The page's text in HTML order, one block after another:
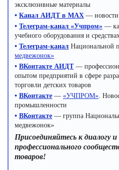
эксклюзивные материалы
• Канал АИДТ в MAX — новости
• Телеграм-канал «Учпром» —
учебного оборудования и
• Телеграм-канал Национальной
медвежонок»
• ВКонтакте АИДТ—
опытом предприятий в сфере
торговли детских товаров
• ВКонтакте — «УЧПРОМ» .
промышленности
• ВКонтакте — группа
медвежонок»
Присоединяйтесь к диалогу
профессионального
товаров!